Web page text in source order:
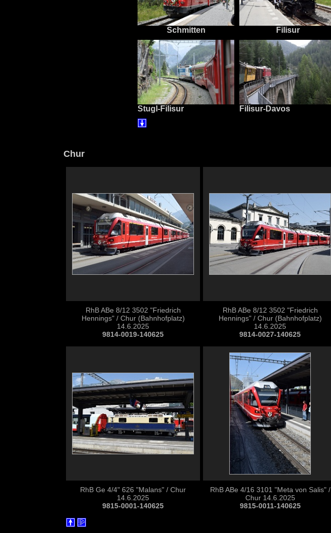
Schmitten Filisur
Stugl-Filisur Filisur-Davos
Chur
RhB ABe 8/12 3502 "Friedrich
Hennings" / Chur (Bahnhofplatz)
14.6.2025
9814-0019-140625
RhB ABe 8/12 3502 "Friedrich
Hennings" / Chur (Bahnhofplatz)
14.6.2025
9814-0027-140625
RhB Ge 4/4" 626 "Malans" / Chur
14.6.2025
9815-0001-140625
RhB ABe 4/16 3101 "Meta von Salis" /
Chur 14.6.2025
9815-0011-140625